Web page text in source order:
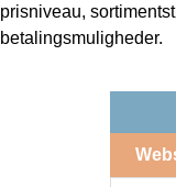
prisniveau,
betalingsmuligheder.